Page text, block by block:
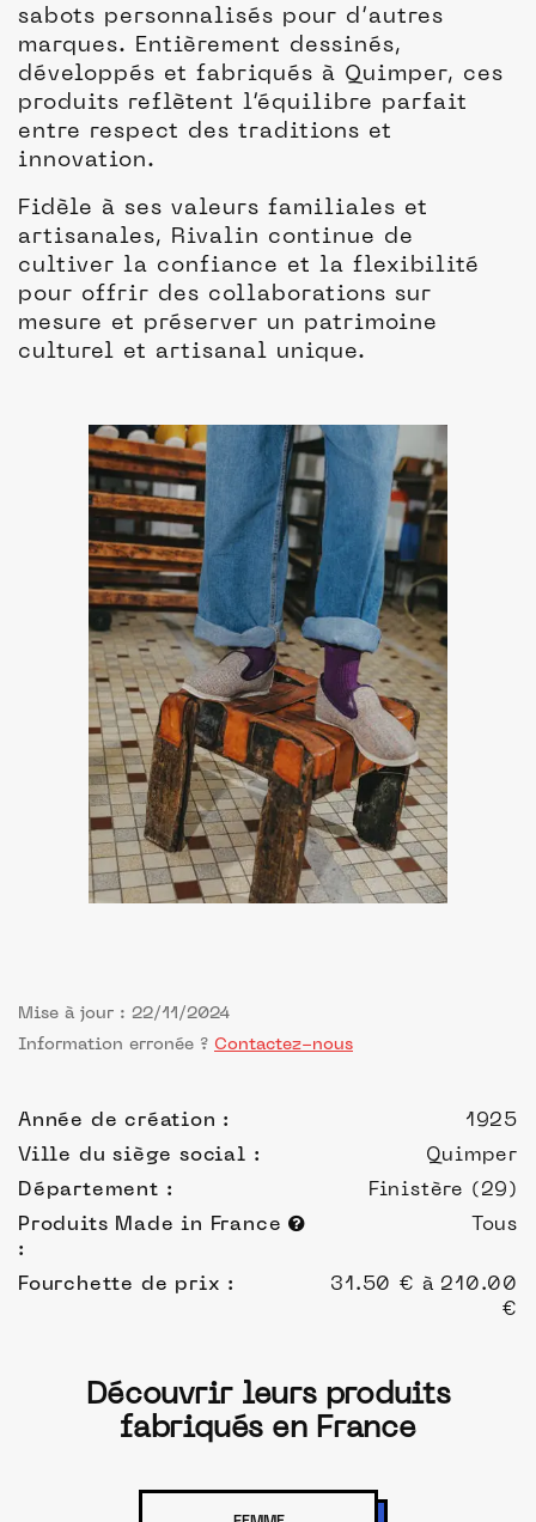
sabots personnalisés pour d’autres
marques. Entièrement dessinés,
développés et fabriqués à Quimper, ces
produits reflètent l’équilibre parfait
entre respect des traditions et
innovation.
Fidèle à ses valeurs familiales et
artisanales, Rivalin continue de
cultiver la confiance et la flexibilité
pour offrir des collaborations sur
mesure et préserver un patrimoine
culturel et artisanal unique.
Mise à jour : 22/11/2024
Information erronée ? Contactez-nous
Année de création :
1925
Ville du siège social :
Quimper
Département :
Finistère (29)
Produits Made in France
:
Tous
Fourchette de prix :
31.50 € à 210.00
€
Découvrir leurs produits
fabriqués en France